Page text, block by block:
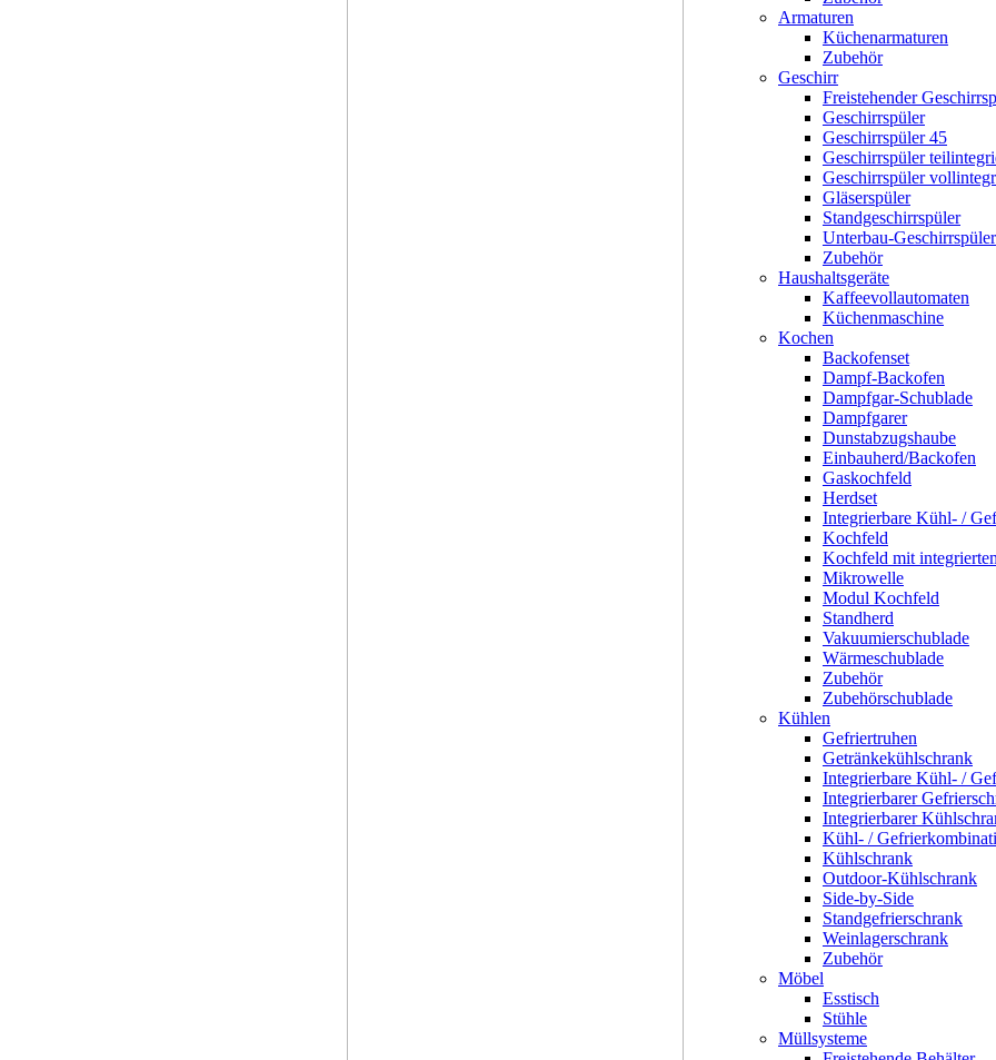
Armaturen
Küchenarmaturen
Zubehör
Geschirr
Freistehender
Geschirrspüler
Geschirrspüler 45
Geschirrspüler
Geschirrspüler
Gläserspüler
Standgeschirrspüler
Unterbau-Geschirrspüler
Zubehör
Haushaltsgeräte
Kaffeevollautomaten
Küchenmaschine
Kochen
Backofenset
Dampf-Backofen
Dampfgar-Schublade
Dampfgarer
Dunstabzugshaube
Einbauherd/Backofen
Gaskochfeld
Herdset
Integrierbare Kühl- /
Kochfeld
Kochfeld mit
Mikrowelle
Modul Kochfeld
Standherd
Vakuumierschublade
Wärmeschublade
Zubehör
Zubehörschublade
Kühlen
Gefriertruhen
Getränkekühlschrank
Integrierbare Kühl- /
Integrierbarer
Integrierbarer
Kühl- /
Kühlschrank
Outdoor-Kühlschrank
Side-by-Side
Standgefrierschrank
Weinlagerschrank
Zubehör
Möbel
Esstisch
Stühle
Müllsysteme